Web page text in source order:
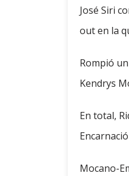
José Siri
out en la
Rompió
Kendrys
En total,
Mocano-